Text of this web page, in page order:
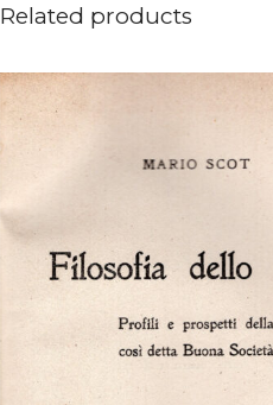
Related products